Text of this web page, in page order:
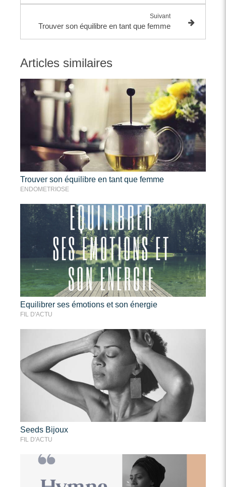
Suivant
Trouver son équilibre en tant que femme
Articles similaires
Trouver son équilibre en tant que femme
ENDOMETRIOSE
Equilibrer ses émotions et son énergie
FIL D'ACTU
Seeds Bijoux
FIL D'ACTU